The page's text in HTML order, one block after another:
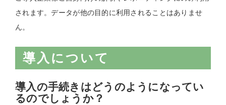
されます。データが他の目的に利用されることはありませ
ん。
導入について
導入の手続きはどうのようになってい
るのでしょうか？